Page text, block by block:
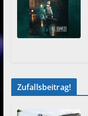
Zufallsbeitrag!